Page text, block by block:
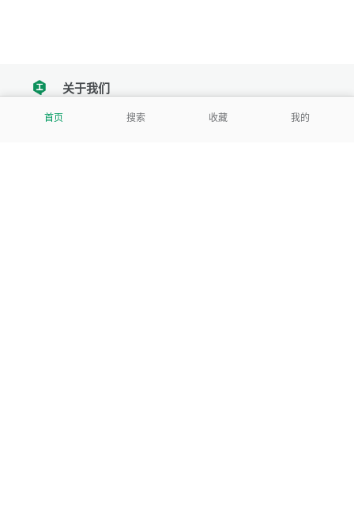
首页 搜索 收藏 我的
tencent关于我们
我们努力把每一个工具做成批量处理的产品